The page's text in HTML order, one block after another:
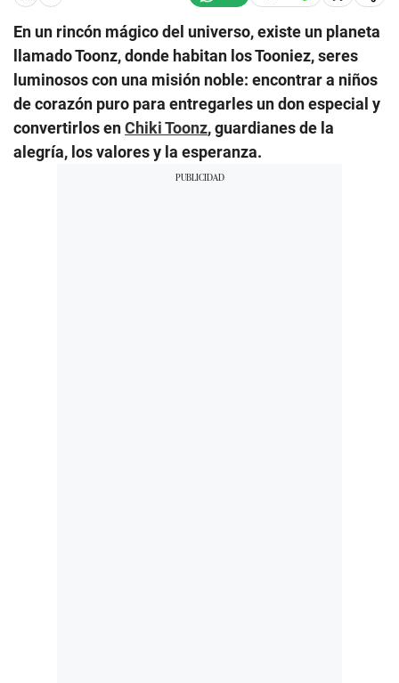
En un rincón mágico del universo, existe un planeta
llamado Toonz, donde habitan los Tooniez, seres
luminosos con una misión noble: encontrar a niños
de corazón puro para entregarles un don especial y
convertirlos enChiki Toonz, guardianes de la
alegría, los valores y la esperanza.